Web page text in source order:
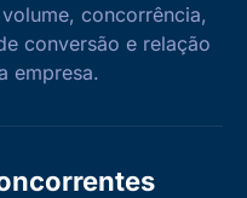
concorrência,
conversão e relação
empresa.